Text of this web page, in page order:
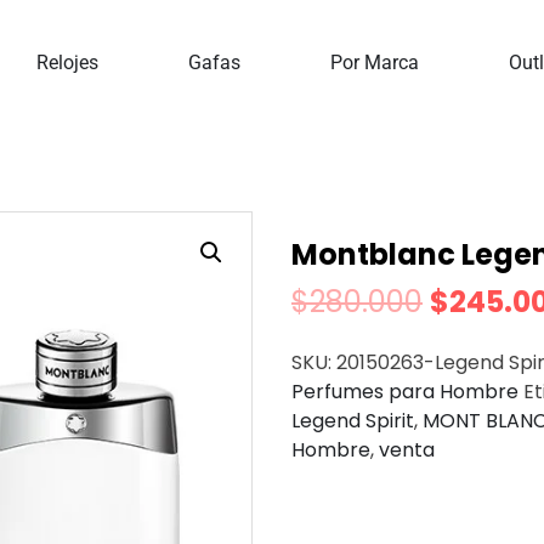
Relojes Gafas Por Marca
Perfumes Para Hombre Montblanc Legend
Montblanc
$280.000 $
SKU: 20150263-Legend
Perfumes para Hombre
Legend Spirit, MONT
Hombre,venta